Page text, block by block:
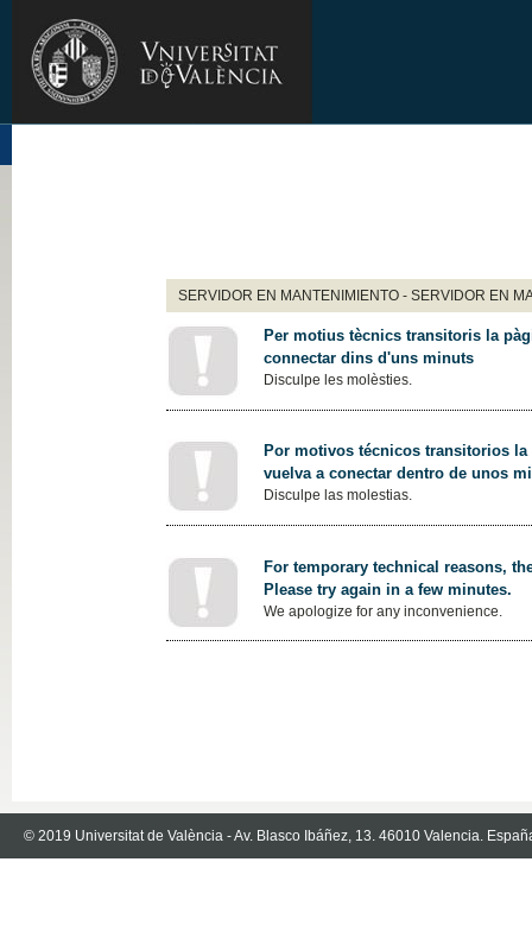
SERVIDOR EN MANTENIMIENTO - SERVIDOR EN
Per motius tècnics transitoris la
connectar dins d'uns minuts
Disculpe les molèsties.
Por motivos técnicos transitorios
vuelva a conectar dentro de unos
Disculpe las molestias.
For temporary technical reasons,
Please try again in a few minutes.
We apologize for any inconvenience.
© 2019 Universitat de València - Av. Blasco Ibáñez, 13. 46010 Valencia.